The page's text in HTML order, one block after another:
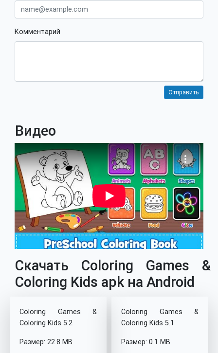
Комментарий
Видео
Скачать Coloring Games &
Coloring Kids apk на Android
Coloring Games &
Coloring Kids 5.2
Размер: 22.8 MB
Coloring Games &
Coloring Kids 5.1
Размер: 0.1 MB